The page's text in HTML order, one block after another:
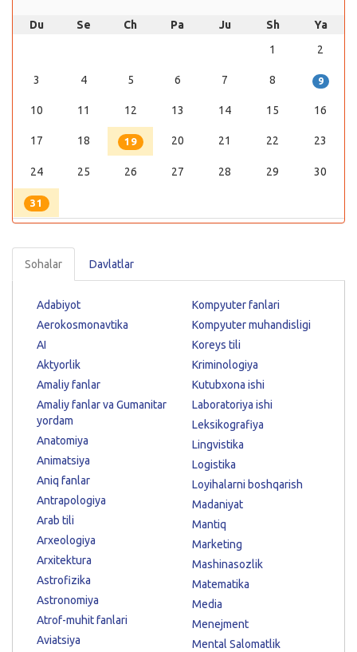
Du Se Ch Pa Ju Sh
Ya
1
2
3 4 5 6 7 8 9
10 11 12 13 14 15 16
17 18 19 20 21 22 23
24 25 26 27 28 29 30
31
Sohalar Davlatlar
Adabiyot
Aerokosmonavtika
AI
Aktyorlik
Amaliy fanlar
Amaliy fanlar va Gumanitar
yordam
Anatomiya
Animatsiya
Aniq fanlar
Antrapologiya
Arab tili
Arxeologiya
Arxitektura
Astrofizika
Astronomiya
Atrof-muhit fanlari
Aviatsiya
Kompyuter fanlari
Kompyuter muhandisligi
Koreys tili
Kriminologiya
Kutubxona ishi
Laboratoriya ishi
Leksikografiya
Lingvistika
Logistika
Loyihalarni boshqarish
Madaniyat
Mantiq
Marketing
Mashinasozlik
Matematika
Media
Menejment
Mental Salomatlik